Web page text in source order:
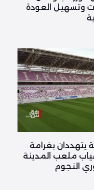
وتسهيل العودة
يتهددان بغرامة
ملعب المدينة
النجوم